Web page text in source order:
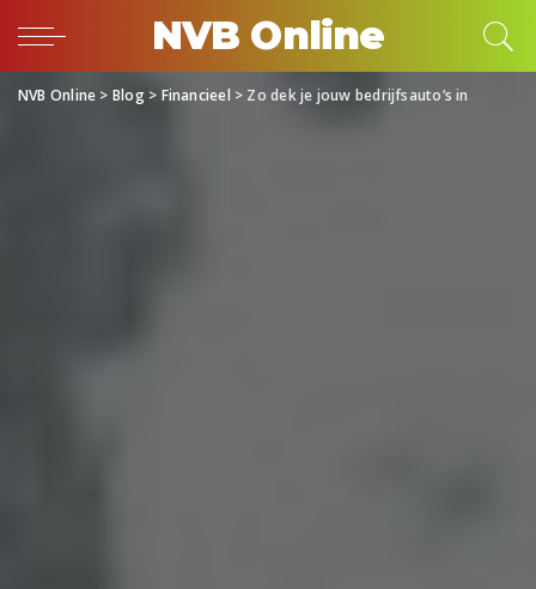
NVB Online
NVB Online > Blog> Financieel > Zo dek je jouw bedrijfsauto’s in